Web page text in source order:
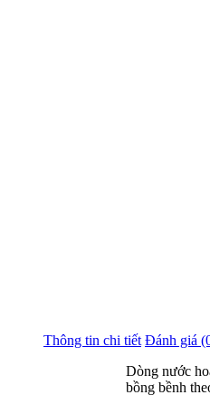
Thông tin chi tiết Đánh giá
Dòng nước
bồng bềnh